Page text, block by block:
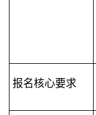
报名核心要求